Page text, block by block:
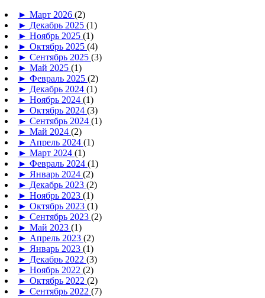
► Март 2026 (2)
► Декабрь 2025 (1)
► Ноябрь 2025 (1)
► Октябрь 2025 (4)
► Сентябрь 2025 (3)
► Май 2025 (1)
► Февраль 2025 (2)
► Декабрь 2024 (1)
► Ноябрь 2024 (1)
► Октябрь 2024 (3)
► Сентябрь 2024 (1)
► Май 2024 (2)
► Апрель 2024 (1)
► Март 2024 (1)
► Февраль 2024 (1)
► Январь 2024 (2)
► Декабрь 2023 (2)
► Ноябрь 2023 (1)
► Октябрь 2023 (1)
► Сентябрь 2023 (2)
► Май 2023 (1)
► Апрель 2023 (2)
► Январь 2023 (1)
► Декабрь 2022 (3)
► Ноябрь 2022 (2)
► Октябрь 2022 (2)
► Сентябрь 2022 (7)